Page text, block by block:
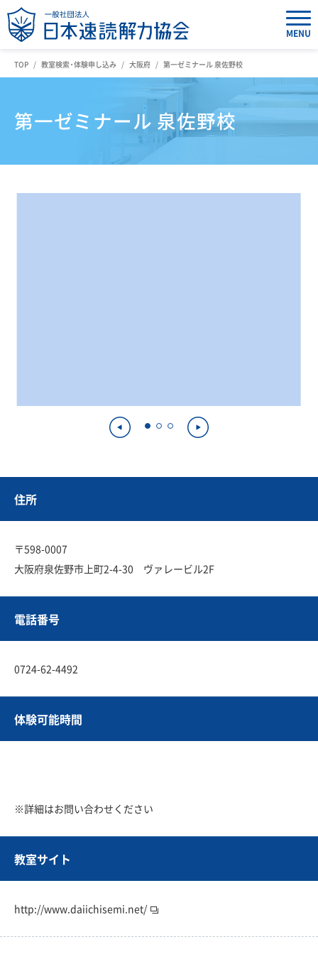
MENU
TOP 教室検索・体験申し込み 大阪府 第一ゼミナール 泉佐野校
第一ゼミナール 泉佐野校
住所
〒598-0007
大阪府泉佐野市上町2-4-30 ヴァレービル2F
電話番号
0724-62-4492
体験可能時間
※詳細はお問い合わせください
教室サイト
http://www.daiichisemi.net/